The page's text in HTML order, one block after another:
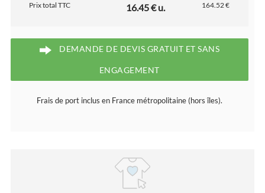
Prix total TTC 16.45 € u. 164.52 €
DEMANDE DE DEVIS GRATUIT ET SANS
ENGAGEMENT
Frais de port inclus en France métropolitaine (hors îles).